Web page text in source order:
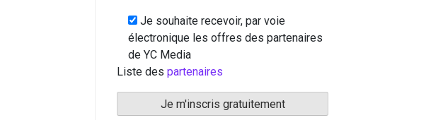
Je souhaite recevoir, par voie
électronique les offres des partenaires
de YC Media
Liste des partenaires